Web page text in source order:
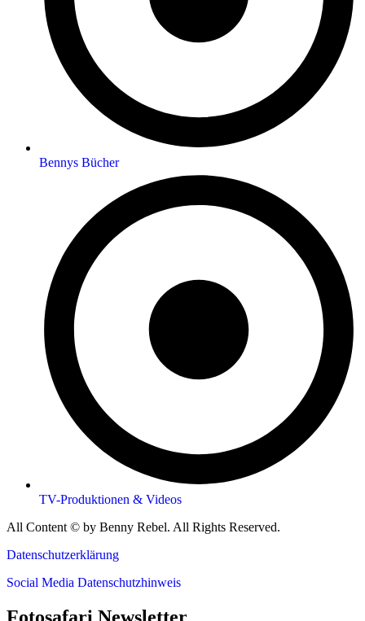
Bennys Bücher
TV-Produktionen & Videos
All Content © by Benny Rebel. All Rights Reserved.
Datenschutzerklärung
Social Media Datenschutzhinweis